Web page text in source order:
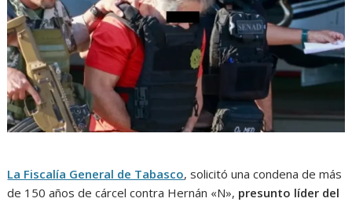
La Fiscalía General de Tabasco, solicitó una condena de más
de 150 años de cárcel contra Hernán «N», presunto líder del